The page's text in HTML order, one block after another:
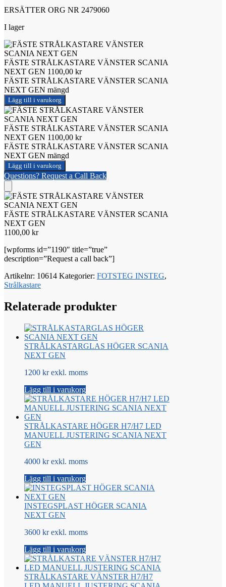
ERSÄTTER ORG NR 2479060
I lager
FÄSTE STRÅLKASTARE VÄNSTER SCANIA
NEXT GEN 1100,00 kr
FÄSTE STRÅLKASTARE VÄNSTER SCANIA
NEXT GEN mängd
Lägg till i varukorg
FÄSTE STRÅLKASTARE VÄNSTER SCANIA
NEXT GEN 1100,00 kr
FÄSTE STRÅLKASTARE VÄNSTER SCANIA
NEXT GEN mängd
Lägg till i varukorg
Questions? Request a Call Back
FÄSTE STRÅLKASTARE VÄNSTER SCANIA
NEXT GEN
1100,00 kr
[wpforms id=”1190″ title=”true”
description=”Request a call back”]
Artikelnr: 10614 Kategorier: FOTSTEG INSTEG,
Strålkastare
Relaterade produkter
STRÅLKASTARGLAS HÖGER SCANIA
NEXT GEN
1200 kr exkl. moms
Lägg till i varukorg
STRÅLKASTARE HÖGER H7/H7 LED
MANUELL JUSTERING SCANIA NEXT
GEN
4000 kr exkl. moms
Lägg till i varukorg
INSTEGSPLAST HÖGER SCANIA
NEXT GEN
3600 kr exkl. moms
Lägg till i varukorg
STRÅLKASTARE VÄNSTER H7/H7